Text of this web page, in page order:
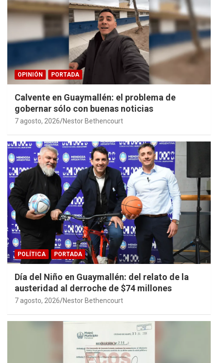
OPINIÓN PORTADA
Calvente en Guaymallén: el problema de
gobernar sólo con buenas noticias
7 agosto, 2026 Nestor Bethencourt
POLÍTICA PORTADA
Día del Niño en Guaymallén: del relato de la
austeridad al derroche de $74 millones
7 agosto, 2026 Nestor Bethencourt